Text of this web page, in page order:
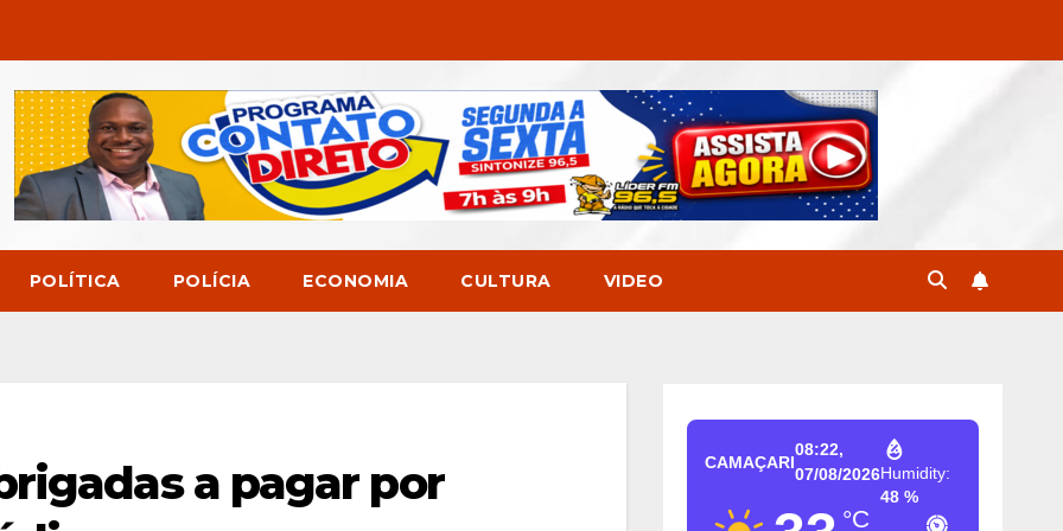
POLÍTICA POLÍCIA ECONOMIA CULTURA VIDEO
a pagar por
CAMAÇARI
08:22,
07/08/2026
°C
Humidity:
48 %